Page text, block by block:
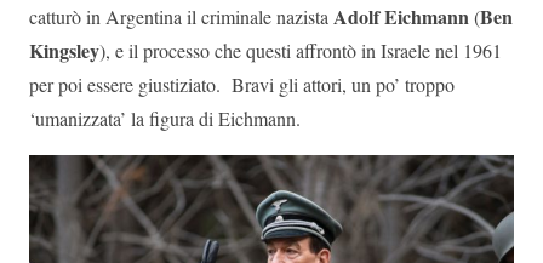
catturò in Argentina il criminale nazista Adolf Eichmann(Ben
Kingsley), e il processo che questi affrontò in Israele nel 1961
per poi essere giustiziato. Bravi gli attori, un po’ troppo
‘umanizzata’ la figura di Eichmann.